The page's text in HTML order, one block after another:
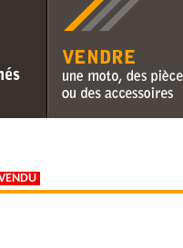
Vendre une moto, des
des accessoires